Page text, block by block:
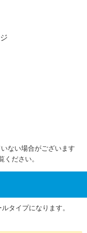
ない場合がございます
ください。
タイプになります。